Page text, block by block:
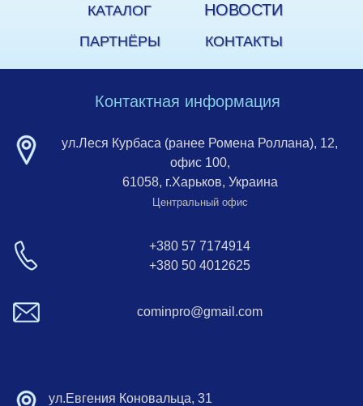
КАТАЛОГ
НОВОСТИ
ПАРТНЁРЫ КОНТАКТЫ
Контактная информация
ул.Леся Курбаса (ранее Ромена Роллана), 12,
офис 100,
61058, г.Харьков, Украина
Центральный офис
+380 57 7174914
+380 50 4012625
cominpro@gmail.com
ул.Евгения Коновальца, 31